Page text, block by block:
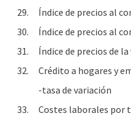
29.
Índice de precios al
30.
Índice de precios al
31.
Índice de precios de la
32.
Crédito a hogares y
-tasa de variación
33.
Costes laborales por